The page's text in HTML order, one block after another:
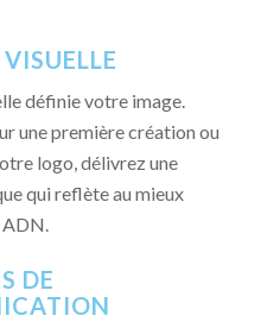
définie votre image.
une première création ou
logo, délivrez une
qui reflète au mieux
DE